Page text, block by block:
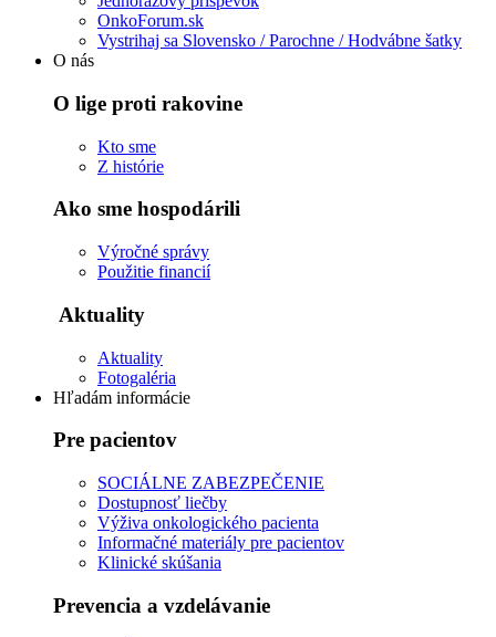
OnkoForum.sk
Vystrihaj sa Slovensko / Parochne / Hodvábne šatky
O nás
O lige proti rakovine
Kto sme
Z histórie
Ako sme hospodárili
Výročné správy
Použitie financií
Aktuality
Aktuality
Fotogaléria
Hľadám informácie
Pre pacientov
SOCIÁLNE ZABEZPEČENIE
Dostupnosť liečby
Výživa onkologického pacienta
Informačné materiály pre pacientov
Klinické skúšania
Prevencia a vzdelávanie